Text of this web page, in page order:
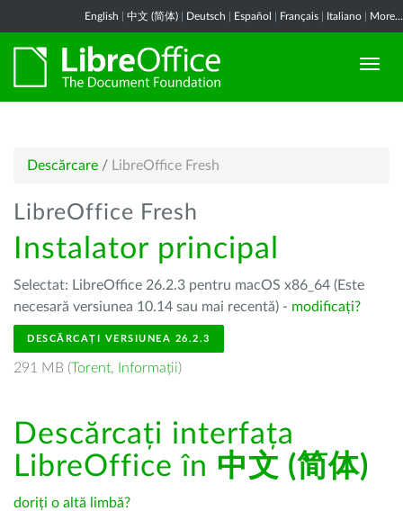
English 中文 (简体) Deutsch Español Français Italiano More...
Descărcare / LibreOffice Fresh
LibreOffice Fresh
Instalator principal
Selectat: LibreOffice 26.2.3 pentru macOS x86_64 (Este
necesară versiunea 10.14 sau mai recentă) - modificați?
DESCĂRCAȚI VERSIUNEA 26.2.3
291 MB (Torent, Informații)
Descărcați interfața
LibreOffice în 中文 (简体)
doriți o altă limbă?